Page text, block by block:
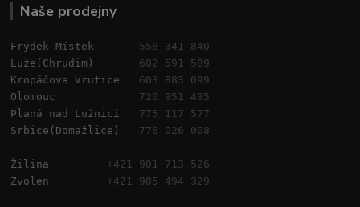
Naše prodejny
Frýdek-Místek 558 341 840
Luže(Chrudim) 602 591 589
Kropáčova Vrutice 603 883 099
Olomouc 720 951 435
Planá nad Lužnicí 775 117 577
Srbice(Domažlice) 776 026 008
Žilina +421 901 713 526
Zvolen +421 905 494 329